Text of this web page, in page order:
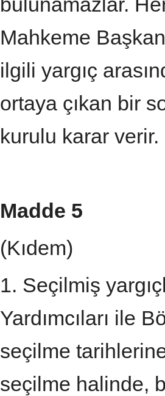
Mahkeme
ilgili yargıç
ortaya çıkan bir
kurulu karar verir.
Madde 5
(Kıdem)
1. Seçilmiş
Yardımcıları ile
seçilme
seçilme halinde,